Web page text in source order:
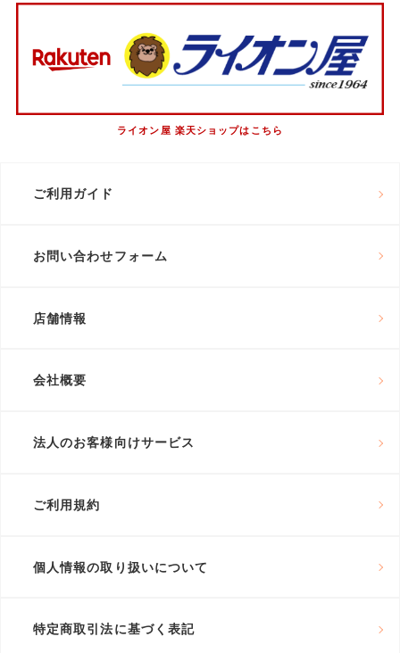
ライオン屋 楽天ショップはこちら
ご利用ガイド
お問い合わせフォーム
店舗情報
会社概要
法人のお客様向けサービス
ご利用規約
個人情報の取り扱いについて
特定商取引法に基づく表記